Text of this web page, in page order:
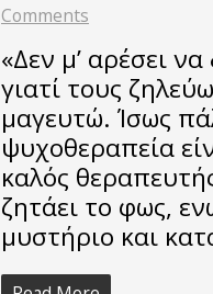
Comments
«Δεν μ’ αρέσει
γιατί τους
μαγευτώ. Ίσως
ψυχοθεραπεία
καλός
ζητάει το φως,
μυστήριο και